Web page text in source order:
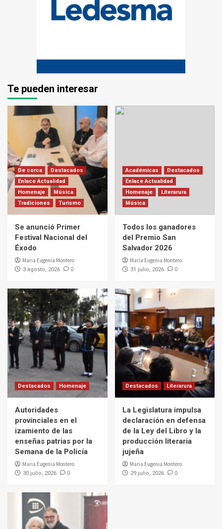
Te pueden interesar
De cerca
Destacados
Enlace Actualidad
Homenaje
Música
Tradiciones
Turismo
Se anunció Primer
Festival Nacional del
Éxodo
Maria Eugenia Montero
3 agosto, 2026 0
Académicas
Destacados
Enlace Actualidad
Homenaje
Literarura
Música
Todos los ganadores
del Premio San
Salvador 2026
Maria Eugenia Montero
31 julio, 2026 0
Destacados Homenaje
Autoridades
provinciales en el
izamiento de las
enseñas patrias por la
Semana de la Policía
Maria Eugenia Montero
30 julio, 2026 0
Destacados Literarura
La Legislatura impulsa
declaración en defensa
de la Ley del Libro y la
producción literaria
jujeña
Maria Eugenia Montero
29 julio, 2026 0